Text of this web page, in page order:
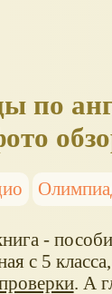
-
с 5
. А